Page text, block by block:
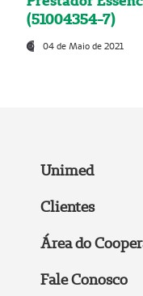
(51004354-7)
04 de Maio de 2021
Unimed
Clientes
Área do
Fale Conosco